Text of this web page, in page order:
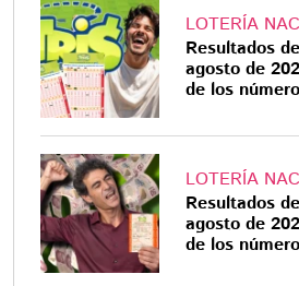
LOTERÍA
Resultados
agosto de
de los
LOTERÍA
Resultados
agosto de
de los